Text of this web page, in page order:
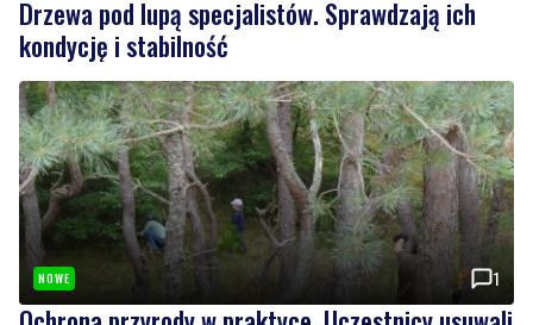
NOWE 1
Ochrona przyrody w praktyce. Uczestnicy usuwali
inwazyjne rośliny
Wiadomości